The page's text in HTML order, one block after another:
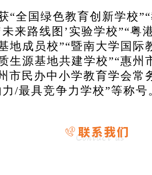
“全国绿色教育创新学校
来路线图’实验学校”“粤
地成员校”“暨南大学国际
生源基地共建学校”“惠州
市民办中小学教育学会常
力/最具竞争力学校”等称号